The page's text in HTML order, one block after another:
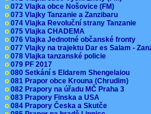
o 072 Vlajka obce Nošovice (FM)
o 073 Vlajky Tanzanie a Zanzibaru
o 074 Vlajka Revoluční strany Tanzanie
o 075 Vlajka CHADEMA
o 076 Vlajka Jednotné občanské fronty
o 077 Vlajky na trajektu Dar es Salam -
o 078 Vlajka tanzanské policie
o 079 PF 2017
o 080 Setkání s Eldarem Shengelaiou
o 081 Prapor obce Krouna (Chrudim)
o 082 Prapory na úřadu MČ Praha 3
o 083 Prapory Finska a USA
o 084 Prapory Česka a Skutče